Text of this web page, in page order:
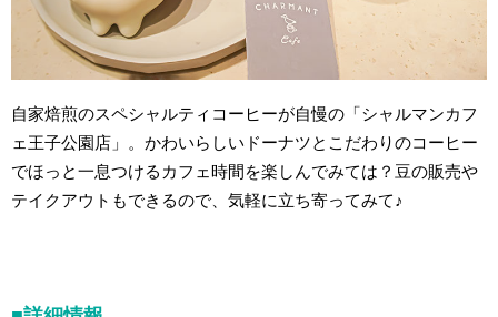
自家焙煎のスペシャルティコーヒーが自慢の「シャルマンカフ
ェ王子公園店」。かわいらしいドーナツとこだわりのコーヒー
でほっと一息つけるカフェ時間を楽しんでみては？豆の販売や
テイクアウトもできるので、気軽に立ち寄ってみて♪